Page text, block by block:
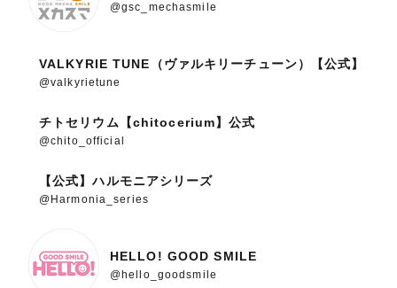
@gsc_mechasmile
VALKYRIE TUNE（ヴァルキリーチューン）【公式】
@valkyrietune
チトセリウム【chitocerium】公式
@chito_official
【公式】ハルモニアシリーズ
@Harmonia_series
HELLO! GOOD SMILE
@hello_goodsmile